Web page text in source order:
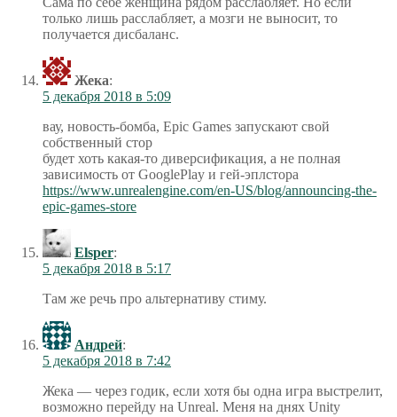
только лишь расслабляет, а мозги не выносит, то
получается дисбаланс.
Жека:
5 декабря 2018 в 5:09
вау, новость-бомба, Epic Games запускают свой
собственный стор
будет хоть какая-то диверсификация, а не полная
зависимость от GooglePlay и гей-эплстора
https://www.unrealengine.com/en-US/blog/announcing-the-
epic-games-store
Elsper:
5 декабря 2018 в 5:17
Там же речь про альтернативу стиму.
Андрей:
5 декабря 2018 в 7:42
Жека — через годик, если хотя бы одна игра выстрелит,
возможно перейду на Unreal. Меня на днях Unity